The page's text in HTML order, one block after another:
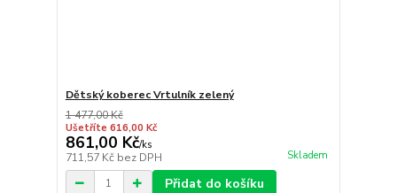
Dětský koberec Vrtulník zelený
1 477,00 Kč
Ušetříte 616,00 Kč
861,00 Kč/ks
711,57 Kč bez DPH Skladem
Přidat do košíku